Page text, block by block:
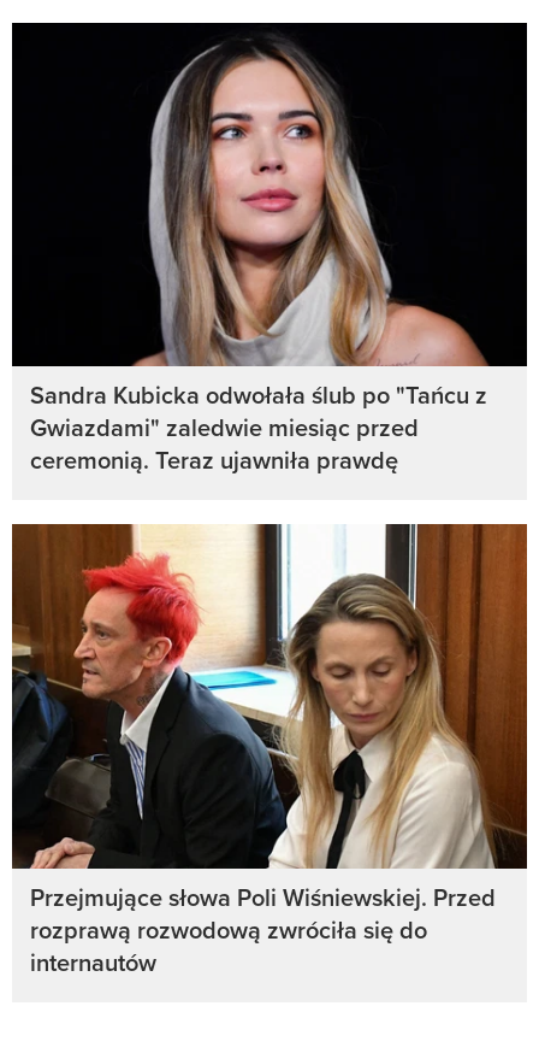
Sandra Kubicka odwołała ślub po "Tańcu z
Gwiazdami" zaledwie miesiąc przed
ceremonią. Teraz ujawniła prawdę
Przejmujące słowa Poli Wiśniewskiej. Przed
rozprawą rozwodową zwróciła się do
internautów